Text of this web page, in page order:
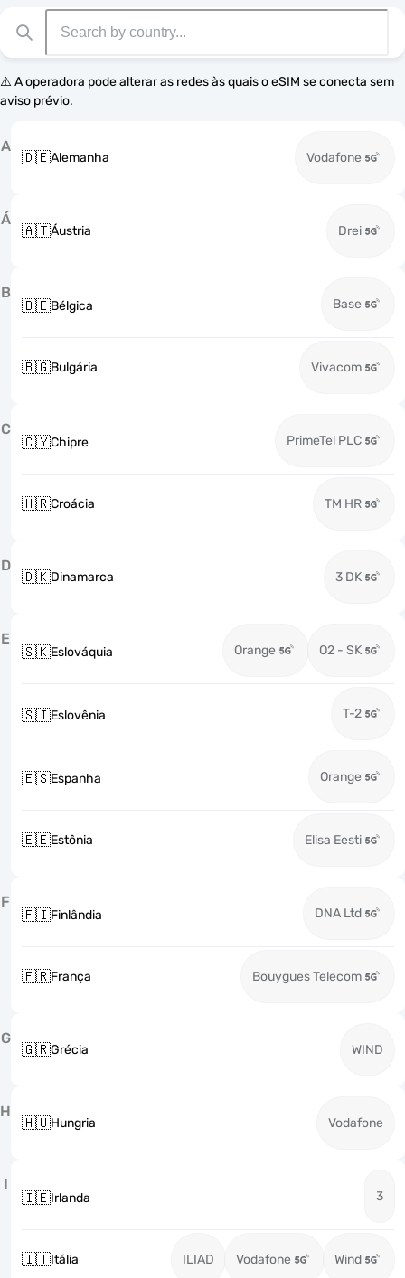
⚠️ A operadora pode alterar as redes às quais o eSIM se conecta sem
aviso prévio.
A
🇩🇪Alemanha Vodafone
Á
🇦🇹Áustria Drei
B
🇧🇪Bélgica Base
🇧🇬Bulgária Vivacom
C
🇨🇾Chipre PrimeTel PLC
🇭🇷Croácia TM HR
D
🇩🇰Dinamarca 3 DK
E
🇸🇰Eslováquia Orange O2 - SK
🇸🇮Eslovênia T-2
🇪🇸Espanha Orange
🇪🇪Estônia Elisa Eesti
F
🇫🇮Finlândia DNA Ltd
🇫🇷França Bouygues Telecom
G
🇬🇷Grécia WIND
H
🇭🇺Hungria Vodafone
I
🇮🇪Irlanda 3
🇮🇹Itália ILIAD Vodafone Wind